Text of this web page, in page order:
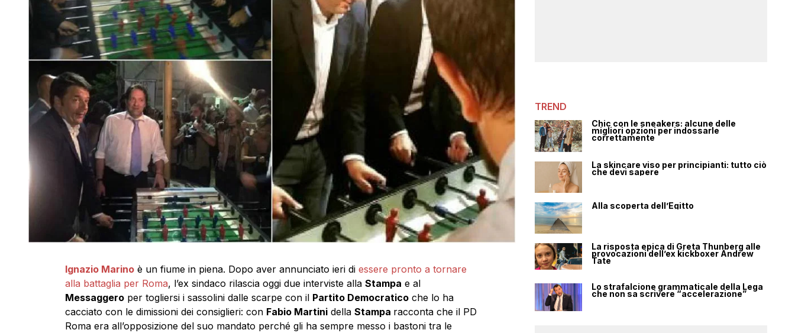
Ignazio Marinoè un fiume in piena. Dopo aver annunciato ieri di essere pronto a tornare
alla battaglia per Roma, l’ex sindaco rilascia oggi due interviste alla Stampa e al
Messaggeroper togliersi i sassolini dalle scarpe con il Partito Democraticoche lo ha
cacciato con le dimissioni dei consiglieri: con Fabio Martinidella Stampa racconta che il PD
Roma era all’opposizione del suo mandato perché gli ha sempre messo i bastoni tra le
TREND
Chic con le sneakers: alcune delle
migliori opzioni per indossarle
correttamente
La skincare viso per principianti: tutto ciò
che devi sapere
Alla scoperta dell’Egitto
La risposta epica di Greta Thunberg alle
provocazioni dell’ex kickboxer Andrew
Tate
Lo strafalcione grammaticale della Lega
che non sa scrivere “accelerazione”